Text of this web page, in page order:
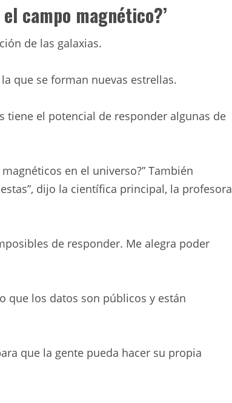
campo magnético?’
de las galaxias.
que se forman nuevas estrellas.
tiene el potencial de responder algunas de
en el universo?” También
dijo la científica principal, la profesora
de responder. Me alegra poder
que los datos son públicos y están
que la gente pueda hacer su propia